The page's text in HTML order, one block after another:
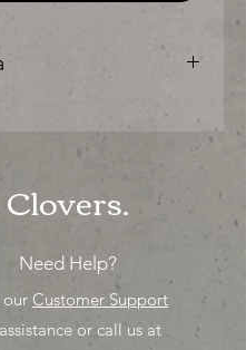
comprar o para surtir,
precios para tu
Clovers.
Need Help?
our Customer Support
or call us at